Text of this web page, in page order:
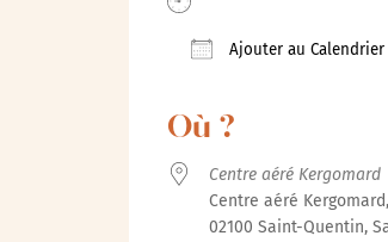
Ajouter au Calendrier
Où ?
Centre aéré Kergomard
Centre aéré
02100 Saint-Quentin,